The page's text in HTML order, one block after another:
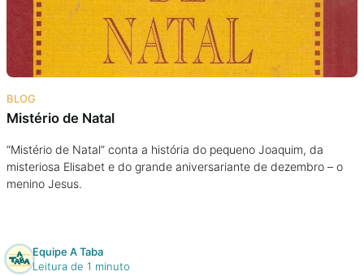
BLOG
Mistério de Natal
“Mistério de Natal” conta a história do pequeno Joaquim, da
misteriosa Elisabet e do grande aniversariante de dezembro – o
menino Jesus.
Equipe A Taba
Leitura de 1 minuto